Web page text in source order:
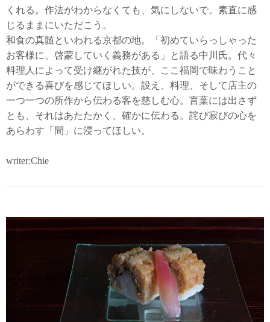
くれる。作法がわからなくても、気にしないで。素直に感
じるままにいただこう。
和食の真髄といわれる京都の地。「初めていらっしゃった
お客様に、啓蒙していく義務がある」と語る中川氏。代々
料理人によって受け継がれた技が、ここ福岡で味わうこと
ができる喜びを感じてほしい。設え、料理、そして店主の
一つ一つの所作から伝わる客を慈しむ心。言葉には出さず
とも、それはあたたかく、確かに伝わる。詫び寂びの心を
あらわす「間」に浸ってほしい。
writer:Chie